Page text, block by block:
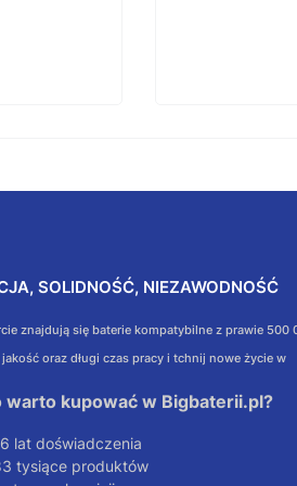
SOLIDNOŚĆ, NIEZAWODNOŚĆ
znajdują się baterie kompatybilne z prawie 500
oraz długi czas pracy i tchnij nowe życie w
warto kupować w Bigbaterii.pl?
lat doświadczenia
tysiące produktów